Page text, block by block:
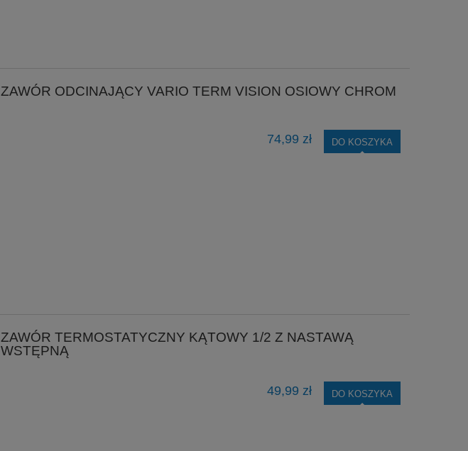
ZAWÓR ODCINAJĄCY VARIO TERM VISION OSIOWY CHROM
74,99 zł DO KOSZYKA
ZAWÓR TERMOSTATYCZNY KĄTOWY 1/2 Z NASTAWĄ
WSTĘPNĄ
49,99 zł DO KOSZYKA